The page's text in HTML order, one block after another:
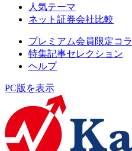
人気テーマ
ネット証券会社比較
プレミアム会員限定コ
特集記事セレクション
ヘルプ
PC版を表示